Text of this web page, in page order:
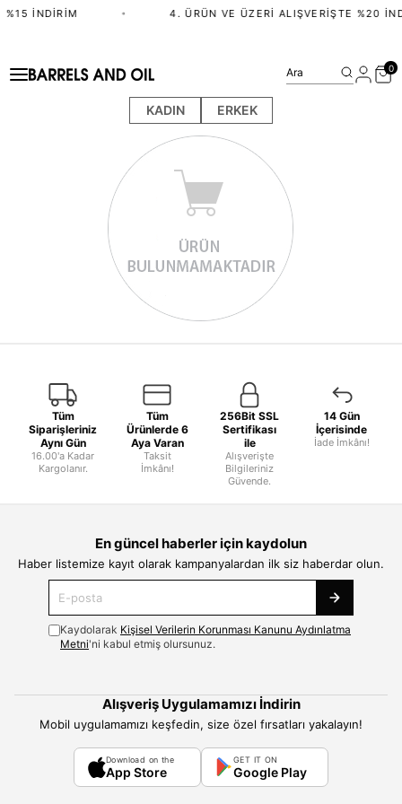
%15 İNDIRIM • 4. ÜRÜN VE ÜZERI ALIŞVERIŞTE %20
KADIN ERKEK
Ara 0
Tüm
Siparişleriniz
Aynı Gün
16.00'a Kadar
Kargolanır.
Tüm
Ürünlerde 6
Aya Varan
Taksit
İmkânı!
256Bit SSL
Sertifikası
ile
Alışverişte
Bilgileriniz
Güvende.
14 Gün
İçerisinde
İade İmkânı!
En güncel haberler için kaydolun
Haber listemize kayıt olarak kampanyalardan ilk siz haberdar olun.
Kaydolarak Kişisel Verilerin Korunması Kanunu Aydınlatma
Metni'ni kabul etmiş olursunuz.
Alışveriş Uygulamamızı İndirin
Mobil uygulamamızı keşfedin, size özel fırsatları yakalayın!
Download on the
App Store
GET IT ON
Google Play